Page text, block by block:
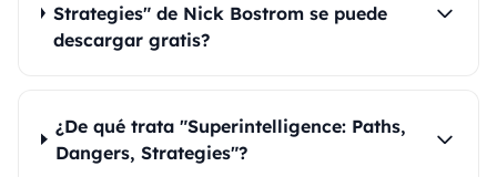
Strategies" de Nick Bostrom se puede
descargar gratis?
¿De qué trata "Superintelligence: Paths,
Dangers, Strategies"?